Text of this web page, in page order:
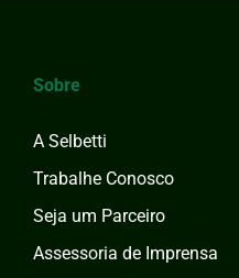
Sobre
A Selbetti
Trabalhe Conosco
Seja um Parceiro
Assessoria de Imprensa